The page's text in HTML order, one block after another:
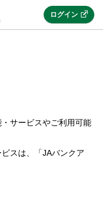
ログイン
サービスやご利用可能
スは、「JAバンクア